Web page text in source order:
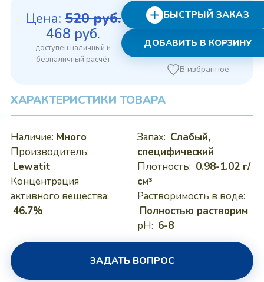
Цена: 520руб.
Первоначальная
цена
составляла
468 руб. Текущая
цена:
468 руб..
ДОБАВИТЬ В КОРЗИНУ
БЫСТРЫЙ ЗАКАЗ
В избранное
ХАРАКТЕРИСТИКИ ТОВАРА
Наличие: Много
Производитель:
Lewatit
Концентрация
активного вещества:
46.7%
Запах: Слабый,
специфический
Плотность: 0.98-1.02 г/
см³
Растворимость в воде:
Полностью растворим
pH: 6-8
ЗАДАТЬ ВОПРОС